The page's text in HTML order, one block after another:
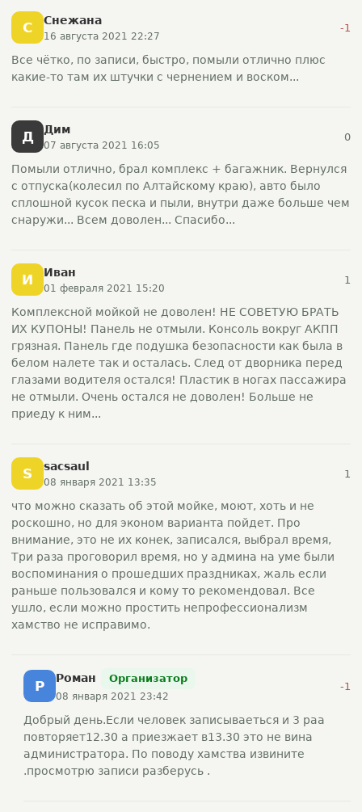
С Снежана
16 августа 2021 22:27
-1
Все чётко, по записи, быстро, помыли отлично плюс
какие-то там их штучки с чернением и воском...
Д Дим
07 августа 2021 16:05
0
Помыли отлично, брал комплекс + багажник. Вернулся
с отпуска(колесил по Алтайскому краю), авто было
сплошной кусок песка и пыли, внутри даже больше чем
снаружи... Всем доволен... Спасибо...
И Иван
01 февраля 2021 15:20
1
Комплексной мойкой не доволен! НЕ СОВЕТУЮ БРАТЬ
ИХ КУПОНЫ! Панель не отмыли. Консоль вокруг АКПП
грязная. Панель где подушка безопасности как была в
белом налете так и осталась. След от дворника перед
глазами водителя остался! Пластик в ногах пассажира
не отмыли. Очень остался не доволен! Больше не
приеду к ним...
S sacsaul
08 января 2021 13:35
1
что можно сказать об этой мойке, моют, хоть и не
роскошно, но для эконом варианта пойдет. Про
внимание, это не их конек, записался, выбрал время,
Три раза проговорил время, но у админа на уме были
воспоминания о прошедших праздниках, жаль если
раньше пользовался и кому то рекомендовал. Все
ушло, если можно простить непрофессионализм
хамство не исправимо.
Р Роман Организатор
08 января 2021 23:42
-1
Добрый день.Если человек записываеться и 3 раа
повторяет12.30 а приезжает в13.30 это не вина
администратора. По поводу хамства извините
.просмотрю записи разберусь .